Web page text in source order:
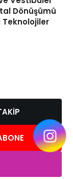
Dönüşümü
Teknolojiler